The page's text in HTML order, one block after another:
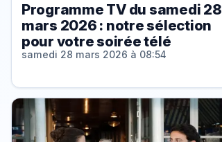
Programme TV du samedi 28
mars 2026 : notre sélection
pour votre soirée télé
samedi 28 mars 2026 à 08:54